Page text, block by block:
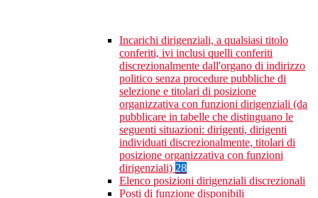
Incarichi dirigenziali, a qualsiasi titolo
conferiti, ivi inclusi quelli conferiti
discrezionalmente dall'organo di indirizzo
politico senza procedure pubbliche di
selezione e titolari di posizione
organizzativa con funzioni dirigenziali (da
pubblicare in tabelle che distinguano le
seguenti situazioni: dirigenti, dirigenti
individuati discrezionalmente, titolari di
posizione organizzativa con funzioni
dirigenziali) 28
Elenco posizioni dirigenziali discrezionali
Posti di funzione disponibili